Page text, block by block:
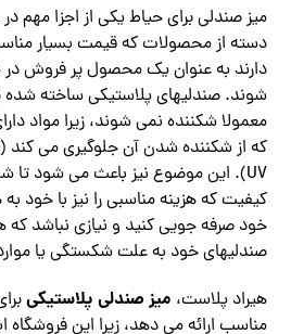
میز صندلی برای حیاط یکی از اجزا مهم
دسته از محصولات که قیمت بسیار
دارند به عنوان یک محصول پر فروش
شوند.صندلیهای پلاستیکی ساخته شده
معمولا شکننده نمی شوند، زیرا مواد
که از شکننده شدن آن جلوگیری می کند
UV).
این موضوع نیز باعث می شود تا
کیفیت که هزینه مناسبی را نیز با خود
خود صرفه جویی کنید و نیازی نباشد که
صندلیهای خود به علت شکستگی یا
هیراد پلاست، میز صندلی پلاستیکی
مناسب ارائه می دهد، زیرا این